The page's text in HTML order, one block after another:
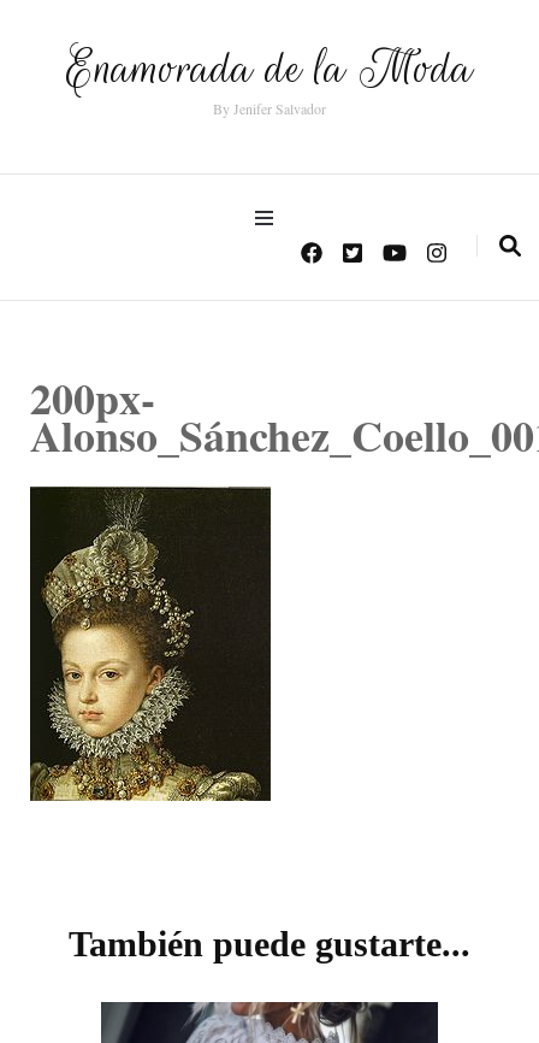
Enamorada de la Moda
By Jenifer Salvador
200px-
entradas
También puede gustarte...